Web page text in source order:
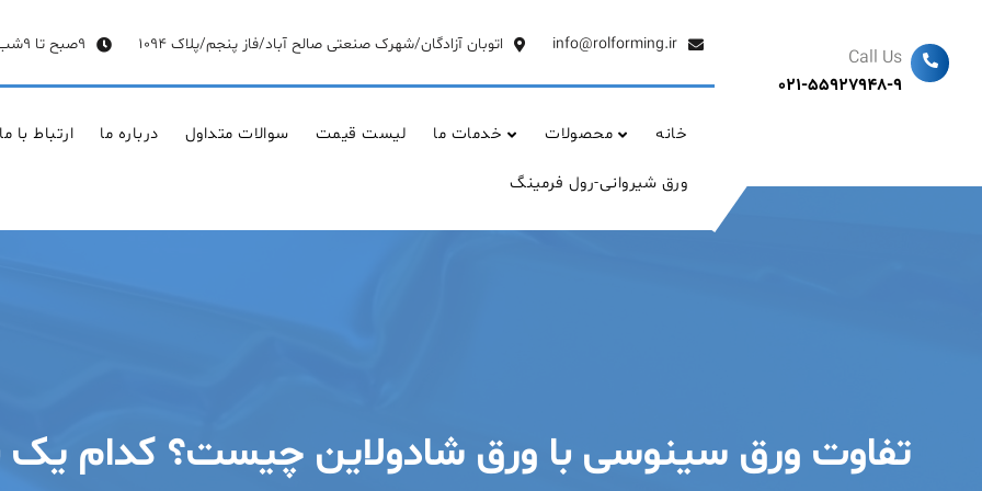
content
info@rolforming.ir اتوبان آزادگان/شهرک صنعتی صالح آباد/فاز پنجم/پلاک 1094 9صبح تا 9شب
خانه محصولات خدمات ما لیست قیمت سوالات متداول درباره ما ارتباط با ما
ورق شیروانی-رول فرمینگ
Call Us
021-55927948-9
تفاوت ورق سینوسی با ورق شادولاین چیست؟ کدام یک